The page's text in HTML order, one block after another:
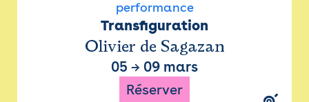
performance
Transfiguration
Olivier de Sagazan
05 → 09 mars
Réserver